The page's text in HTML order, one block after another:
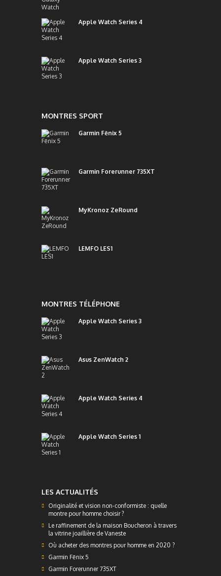
Apple Watch Series 4
Apple Watch Series 3
MONTRES SPORT
Garmin Fēnix 5
Garmin Forerunner 735XT
MyKronoz ZeRound
LEMFO LES1
MONTRES TÉLÉPHONE
Apple Watch Series 3
Asus ZenWatch 2
Apple Watch Series 4
Apple Watch Series 1
LES ACTUALITÉS
Originalité et vision non-conformiste : quelle
montre pour homme choisir ?
Le raffinement de la maison Boucheron à travers
la vitrine joaillière de Vaneste
Où acheter des montres pour homme en 2020 ?
Garmin Fēnix 5
Garmin Forerunner 735XT